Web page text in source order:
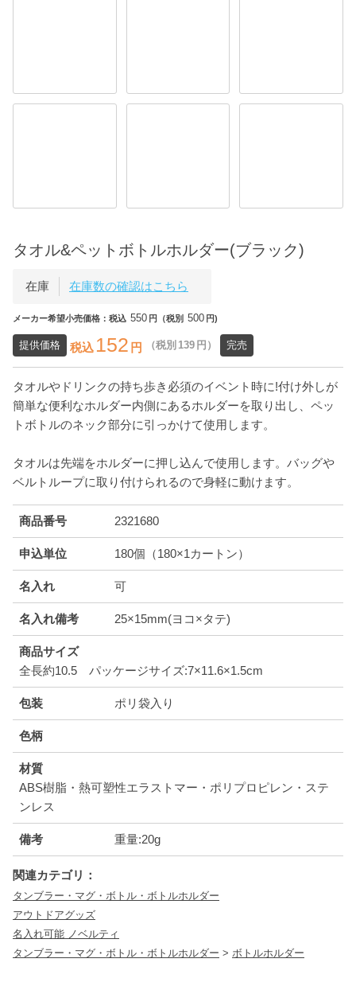
タオル&ペットボトルホルダー(ブラック)
在庫 在庫数の確認はこちら
メーカー希望小売価格：税込 550 円（税別 500 円)
提供価格 税込 152 円 （税別 139 円） 完売
タオルやドリンクの持ち歩き必須のイベント時に!付け外しが
簡単な便利なホルダー内側にあるホルダーを取り出し、ペッ
トボトルのネック部分に引っかけて使用します。
タオルは先端をホルダーに押し込んで使用します。バッグや
ベルトループに取り付けられるので身軽に動けます。
商品番号 2321680
申込単位 180個（180×1カートン）
名入れ 可
名入れ備考 25×15mm(ヨコ×タテ)
商品サイズ
全長約10.5 パッケージサイズ:7×11.6×1.5cm
包装 ポリ袋入り
色柄
材質
ABS樹脂・熱可塑性エラストマー・ポリプロピレン・ステ
ンレス
備考 重量:20g
関連カテゴリ：
タンブラー・マグ・ボトル・ボトルホルダー
アウトドアグッズ
名入れ可能 ノベルティ
タンブラー・マグ・ボトル・ボトルホルダー > ボトルホルダー